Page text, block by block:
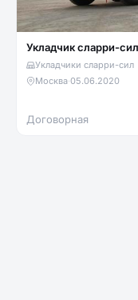
Укладчик сларри-
Укладчики сларри-сил
Москва·05.06.2020
Договорная